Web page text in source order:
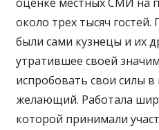
около трех тысяч
были сами кузнецы и их
утратившее своей
испробовать свои силы
желающий. Работала
которой принимали